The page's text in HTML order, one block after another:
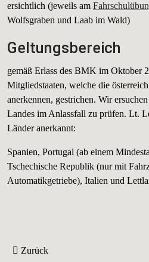
ersichtlich (jeweils am
Wolfsgraben und Laab im Wald)
Geltungsbereich
gemäß Erlass des BMK im Oktober
Mitgliedstaaten, welche die
anerkennen, gestrichen. Wir
Landes im Anlassfall zu prüfen. Lt.
Länder anerkannt:
Spanien, Portugal (ab einem
Tschechische Republik (nur mit
Automatikgetriebe), Italien und
Vorheriger Beitrag: B-Schein
Zurück